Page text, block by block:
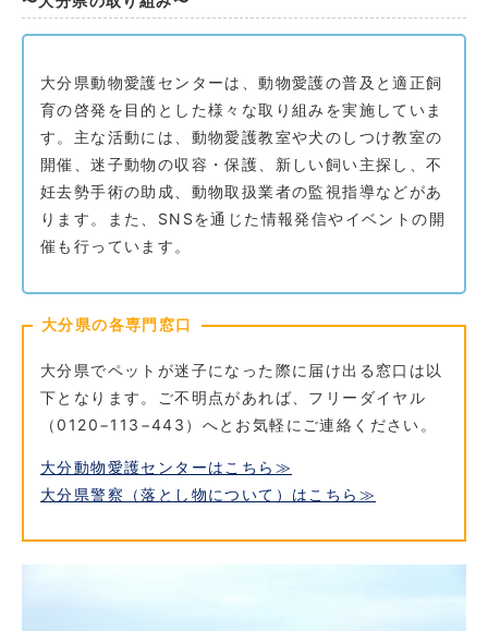
大分県動物愛護センターは、動物愛護の普及と適正飼
育の啓発を目的とした様々な取り組みを実施していま
す。主な活動には、動物愛護教室や犬のしつけ教室の
開催、迷子動物の収容・保護、新しい飼い主探し、不
妊去勢手術の助成、動物取扱業者の監視指導などがあ
ります。また、SNSを通じた情報発信やイベントの開
催も行っています。
大分県の各専門窓口
大分県でペットが迷子になった際に届け出る窓口は以
下となります。ご不明点があれば、フリーダイヤル
（0120−113−443）へとお気軽にご連絡ください。
大分動物愛護センターはこちら≫
大分県警察（落とし物について）はこちら≫